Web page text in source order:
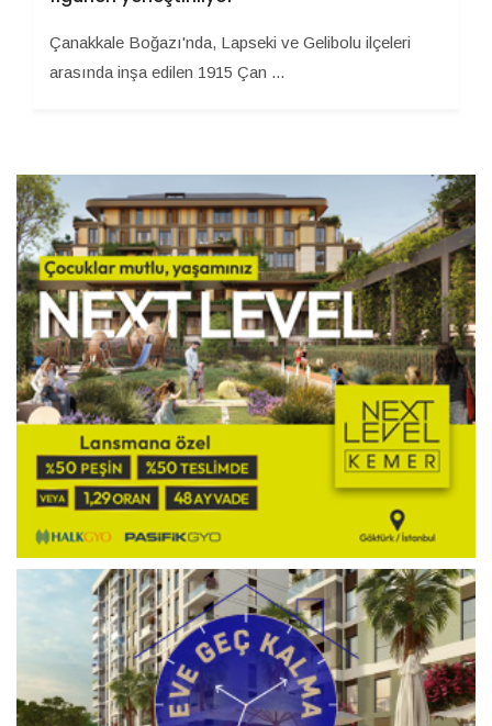
Çanakkale Boğazı'nda, Lapseki ve Gelibolu ilçeleri
arasında inşa edilen 1915 Çan ...